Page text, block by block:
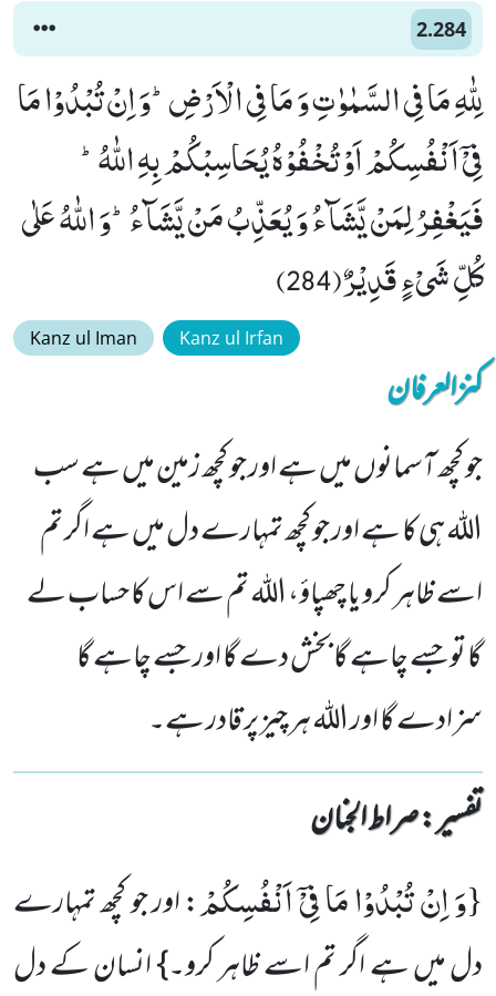
2.284
لِلّٰهِ مَا فِی السَّمٰوٰتِ وَ مَا فِی الْاَرْضِؕ-وَ اِنْ تُبْدُوْا مَا
فِیْۤ اَنْفُسِكُمْ اَوْ تُخْفُوْهُ یُحَاسِبْكُمْ بِهِ اللّٰهُؕ-
فَیَغْفِرُ لِمَنْ یَّشَآءُ وَ یُعَذِّبُ مَنْ یَّشَآءُؕ-وَ اللّٰهُ عَلٰى
كُلِّ شَیْءٍ قَدِیْرٌ(284)
Kanz ul Iman Kanz ul Irfan
کنزالعرفان
جو کچھ آسمانوں میں ہے اور جو کچھ زمین میں ہے سب
اللہ ہی کا ہے اور جو کچھ تمہارے دل میں ہے اگر تم
اسے ظاہر کرو یا چھپاؤ، اللہ تم سے اس کا حساب لے
گا تو جسے چاہے گا بخش دے گا اور جسے چاہے گا
سزادے گا اور اللہ ہر چیز پر قادر ہے۔
تفسیر : ‎صراط الجنان
{وَ اِنْ تُبْدُوْا مَا فِیْۤ اَنْفُسِكُمْ: اور جو کچھ تمہارے
دل میں ہے اگر تم اسے ظاہر کرو۔} انسان کے دل